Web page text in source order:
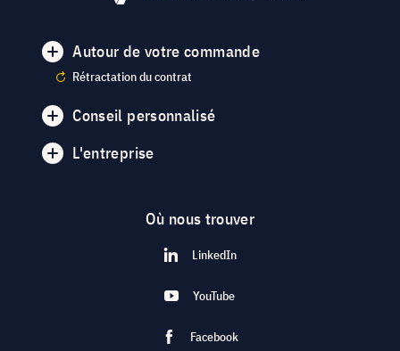
Autour de votre commande
Rétractation du contrat
Conseil personnalisé
L'entreprise
Où nous trouver
LinkedIn
YouTube
Facebook